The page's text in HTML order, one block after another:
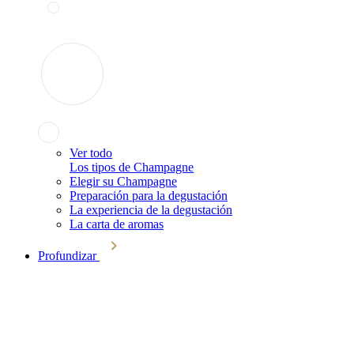
Ver todo
Los tipos de Champagne
Elegir su Champagne
Preparación para la degustación
La experiencia de la degustación
La carta de aromas
Profundizar